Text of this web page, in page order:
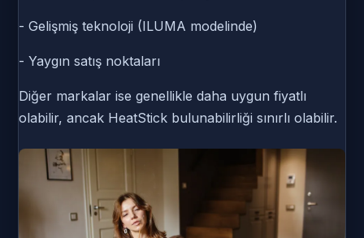
- Gelişmiş teknoloji (ILUMA modelinde)
- Yaygın satış noktaları
Diğer markalar ise genellikle daha uygun fiyatlı
olabilir, ancak HeatStick bulunabilirliği sınırlı olabilir.